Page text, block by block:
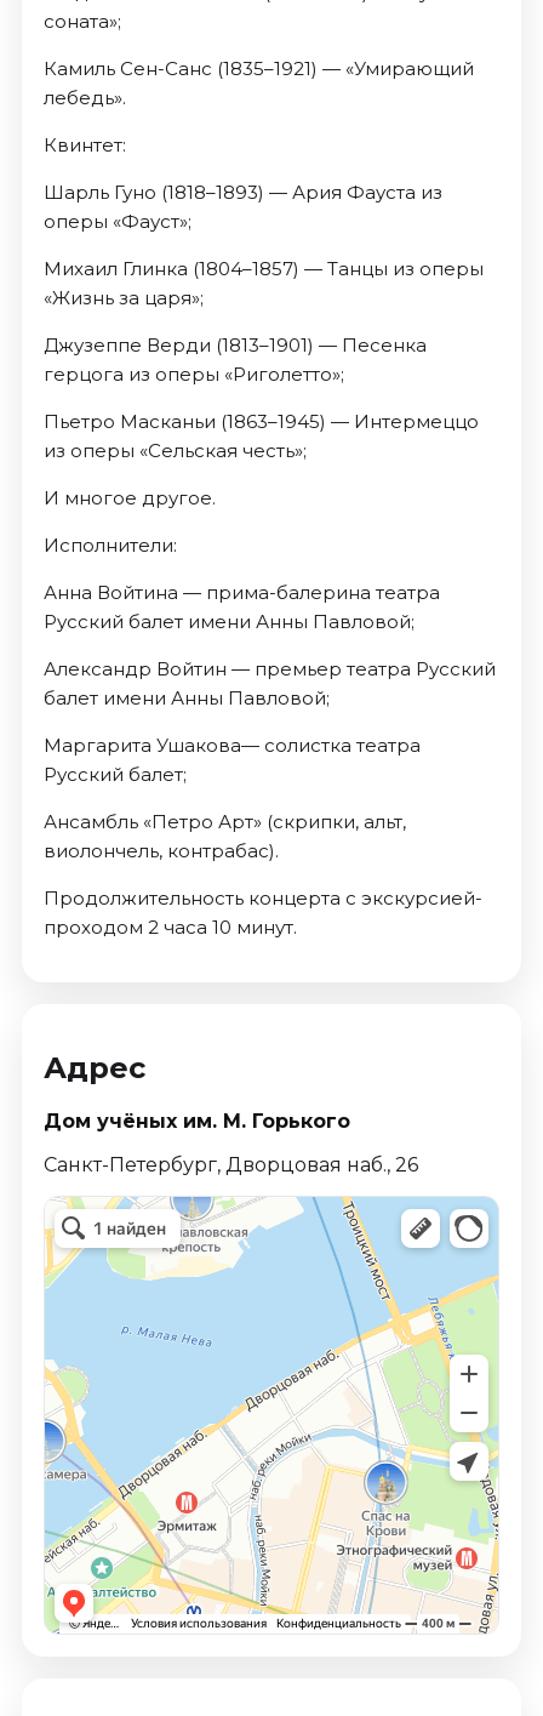
соната»;
Камиль Сен-Санс (1835–1921) — «Умирающий
лебедь».
Квинтет:
Шарль Гуно (1818–1893) — Ария Фауста из
оперы «Фауст»;
Михаил Глинка (1804–1857) — Танцы из оперы
«Жизнь за царя»;
Джузеппе Верди (1813–1901) — Песенка
герцога из оперы «Риголетто»;
Пьетро Масканьи (1863–1945) — Интермеццо
из оперы «Сельская честь»;
И многое другое.
Исполнители:
Анна Войтина — прима-балерина театра
Русский балет имени Анны Павловой;
Александр Войтин — премьер театра Русский
балет имени Анны Павловой;
Маргарита Ушакова— солистка театра
Русский балет;
Ансамбль «Петро Арт» (скрипки, альт,
виолончель, контрабас).
Продолжительность концерта с экскурсией-
проходом 2 часа 10 минут.
Адрес
Дом учёных им. М. Горького
Санкт-Петербург, Дворцовая наб., 26